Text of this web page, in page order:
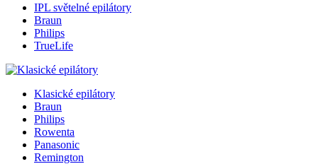
IPL světelné epilátory
Braun
Philips
TrueLife
Klasické epilátory
Braun
Philips
Rowenta
Panasonic
Remington